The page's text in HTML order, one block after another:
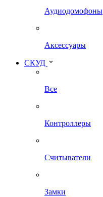
Аудиодомофоны
Аксессуары
СКУД
Все
Контроллеры
Считыватели
Замки